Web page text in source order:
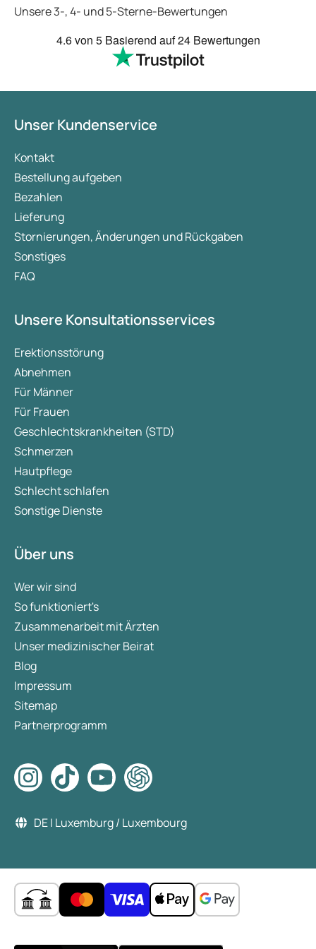
Unsere 3-, 4- und 5-Sterne-Bewertungen
4.6von 5 Basierend auf24 Bewertungen
Unser Kundenservice
Kontakt
Bestellung aufgeben
Bezahlen
Lieferung
Stornierungen, Änderungen und Rückgaben
Sonstiges
FAQ
Unsere Konsultationsservices
Erektionsstörung
Abnehmen
Für Männer
Für Frauen
Geschlechtskrankheiten (STD)
Schmerzen
Hautpflege
Schlecht schlafen
Sonstige Dienste
Über uns
Wer wir sind
So funktioniert's
Zusammenarbeit mit Ärzten
Unser medizinischer Beirat
Blog
Impressum
Sitemap
Partnerprogramm
DE | Luxemburg / Luxembourg